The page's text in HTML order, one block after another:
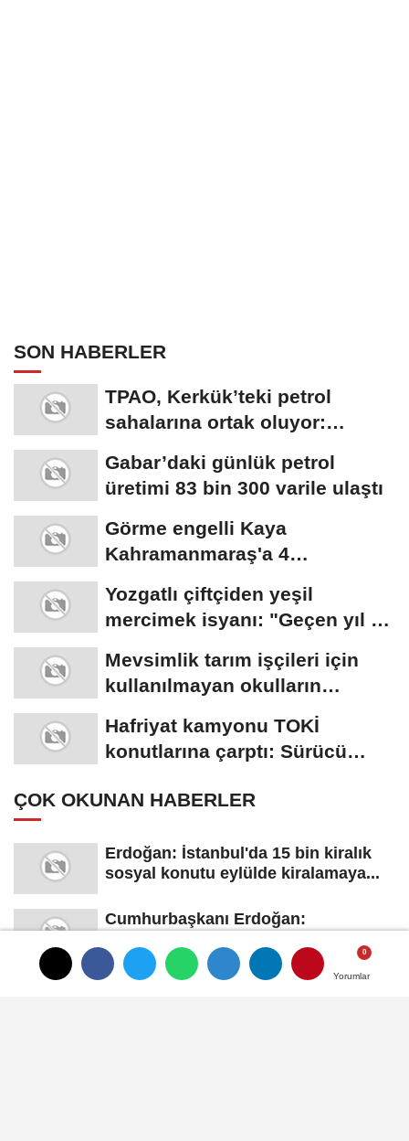
Yorumlar
Yorumlar
SON HABERLER
TPAO, Kerkük’teki petrol
sahalarına ortak oluyor:
Gabar’daki günlük petrol
üretimi 83 bin 300 varile ulaştı
Görme engelli Kaya
Kahramanmaraş'a 4
Yozgatlı çiftçiden yeşil
mercimek isyanı: "Geçen yıl 45
Mevsimlik tarım işçileri için
kullanılmayan okulların
Hafriyat kamyonu TOKİ
konutlarına çarptı: Sürücü
ÇOK OKUNAN HABERLER
Erdoğan: İstanbul'da 15 bin kiralık
sosyal konutu eylülde kiralamaya...
Cumhurbaşkanı Erdoğan:
yetişmesi için...
Şehit Aileleri ve Gazilerin Haklarını